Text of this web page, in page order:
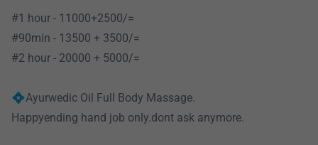
#1 hour - 11000+2500/=
#90min - 13500 + 3500/=
#2 hour - 20000 + 5000/=
💠Ayurwedic Oil Full Body Massage.
Happyending hand job only.dont ask anymore.